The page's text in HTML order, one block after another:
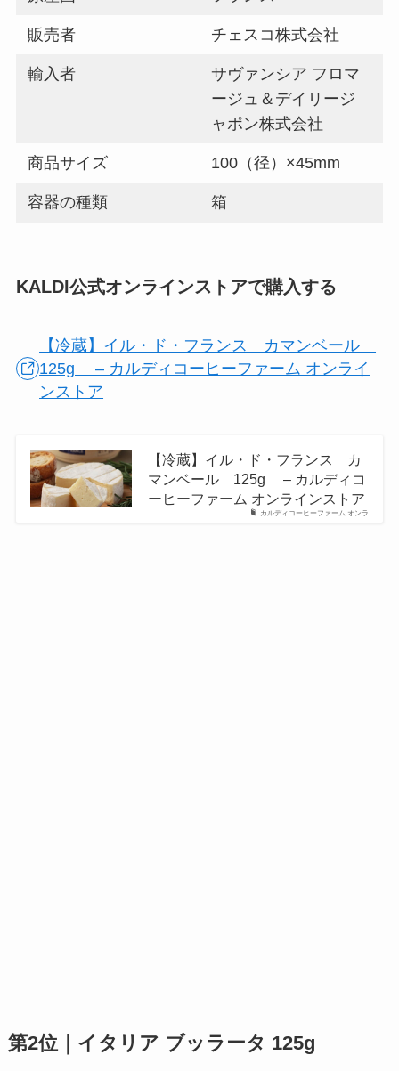
販売者 チェスコ株式会社
輸入者
サヴァンシア フロマ
ージュ＆デイリージ
ャポン株式会社
商品サイズ 100（径）×45mm
容器の種類 箱
KALDI公式オンラインストアで購入する
【冷蔵】イル・ド・フランス カマンベール
125g – カルディコーヒーファーム オンライ
ンストア
カルディコーヒーファーム オンラ…
【冷蔵】イル・ド・フランス カ
マンベール 125g – カルディコ
ーヒーファーム オンラインストア
第2位｜イタリア ブッラータ 125g